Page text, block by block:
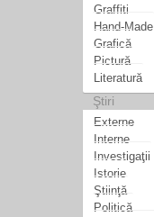
Graffiti
Hand-Made
Grafică
Pictură
Literatură
Ştiri
Externe
Interne
Investigaţii
Istorie
Ştiinţă
Politică